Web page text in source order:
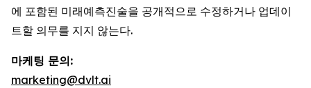
에 포함된 미래예측진술을 공개적으로 수정하거나 업데이
트할 의무를 지지 않는다.
마케팅 문의:
marketing@dvlt.ai